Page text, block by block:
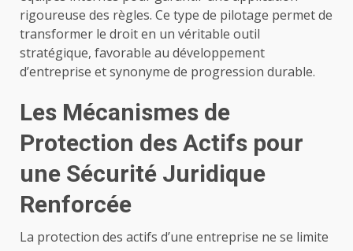
rigoureuse des règles. Ce type de pilotage permet de
transformer le droit en un véritable outil
stratégique, favorable au développement
d’entreprise et synonyme de progression durable.
Les Mécanismes de
Protection des Actifs pour
une Sécurité Juridique
Renforcée
La protection des actifs d’une entreprise ne se limite